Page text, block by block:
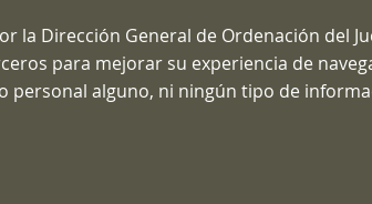
Dirección General de Ordenación del Juego
C/ Atocha, 3 MADRID 28012
la Dirección General de Ordenación del
para mejorar su experiencia de
personal alguno, ni ningún tipo de